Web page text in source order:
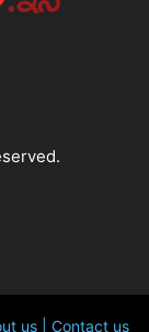
us | Contact us